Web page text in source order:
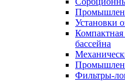
Установки
Компактная
бассейна
Фильтры-